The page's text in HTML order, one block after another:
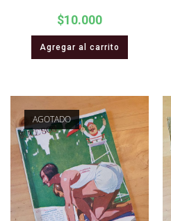
$10.000
Agregar al carrito
AGOTADO